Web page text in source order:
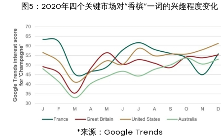
图5：2020年四个关键市场对“香槟”一词的兴趣程度变化
*来源：Google Trends